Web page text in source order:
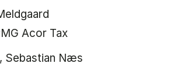
Acor Tax
Sebastian Næs